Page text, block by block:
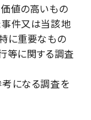
値の高いもの
件又は当該地
に重要なもの
に関する調査
になる調査を